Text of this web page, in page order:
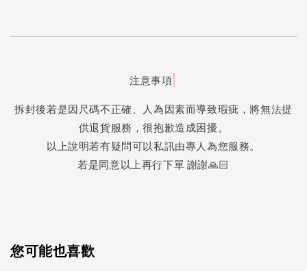
注意事項
拆封後若是因尺碼不正確、人為因素而導致瑕疵，將無法提
供退貨服務，很抱歉造成困擾。
以上說明若有疑問可以私訊由專人為您服務。
若是同意以上再行下單 謝謝🙏🏻
您可能也喜歡